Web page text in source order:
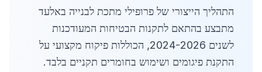
התהליך הייצורי של פרופילי מתכת לבנייה באלעד
מתבצע בהתאם לתקנות הבטיחות המעודכנות
לשנים 2024-2026, הכוללות פיקוח מקצועי על
התקנת פיגומים ושימוש בחומרים תקניים בלבד.